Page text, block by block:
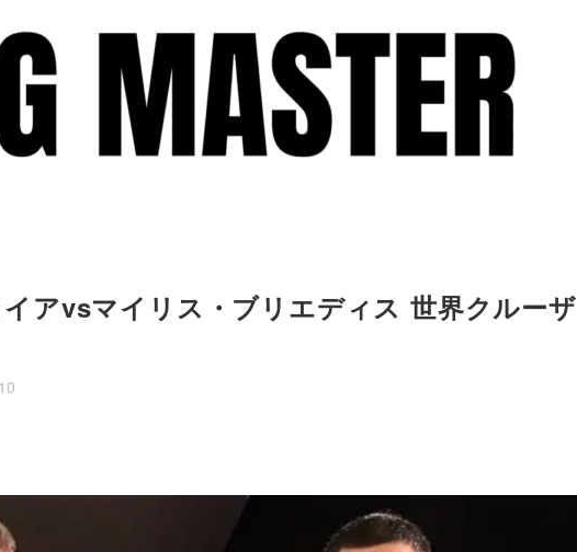
アvsマイリス・ブリエディス 世界クルーザ